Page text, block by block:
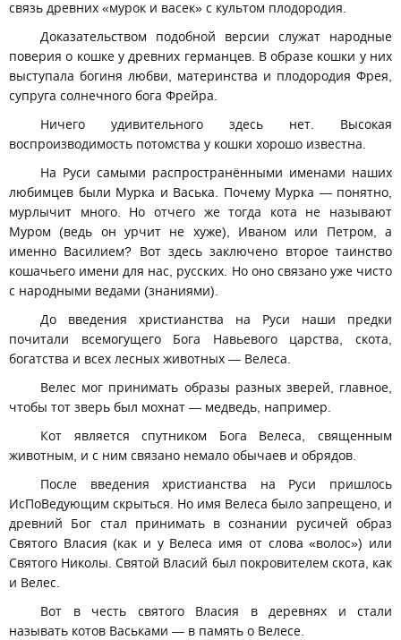
связь древних «мурок и васек» с культом плодородия.
Доказательством подобной версии служат народные
поверия о кошке у древних германцев. В образе кошки у них
выступала богиня любви, материнства и плодородия Фрея,
супруга солнечного бога Фрейра.
Ничего удивительного здесь нет. Высокая
воспроизводимость потомства у кошки хорошо известна.
На Руси самыми распространёнными именами наших
любимцев были Мурка и Васька. Почему Мурка — понятно,
мурлычит много. Но отчего же тогда кота не называют
Муром (ведь он урчит не хуже), Иваном или Петром, а
именно Василием? Вот здесь заключено второе таинство
кошачьего имени для нас, русских. Но оно связано уже чисто
с народными ведами (знаниями).
До введения христианства на Руси наши предки
почитали всемогущего Бога Навьевого царства, скота,
богатства и всех лесных животных — Велеса.
Велес мог принимать образы разных зверей, главное,
чтобы тот зверь был мохнат — медведь, например.
Кот является спутником Бога Велеса, священным
животным, и с ним связано немало обычаев и обрядов.
После введения христианства на Руси пришлось
ИсПоВедующим скрыться. Но имя Велеса было запрещено, и
древний Бог стал принимать в сознании русичей образ
Святого Власия (как и у Велеса имя от слова «волос») или
Святого Николы. Святой Власий был покровителем скота, как
и Велес.
Вот в честь святого Власия в деревнях и стали
называть котов Васьками — в память о Велесе.